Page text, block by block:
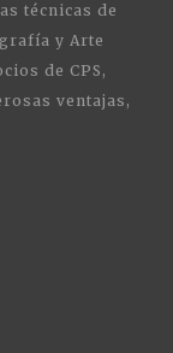
técnicas de
y Arte
de CPS,
ventajas,